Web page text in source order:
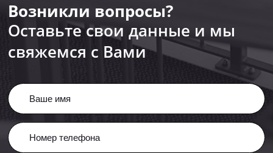
Возникли вопросы?
Оставьте свои данные и мы
свяжемся с Вами